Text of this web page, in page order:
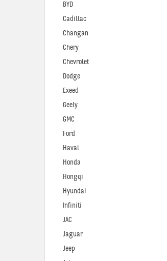
BYD
Cadillac
Changan
Chery
Chevrolet
Dodge
Exeed
Geely
GMC
Ford
Haval
Honda
Hongqi
Hyundai
Infiniti
JAC
Jaguar
Jeep